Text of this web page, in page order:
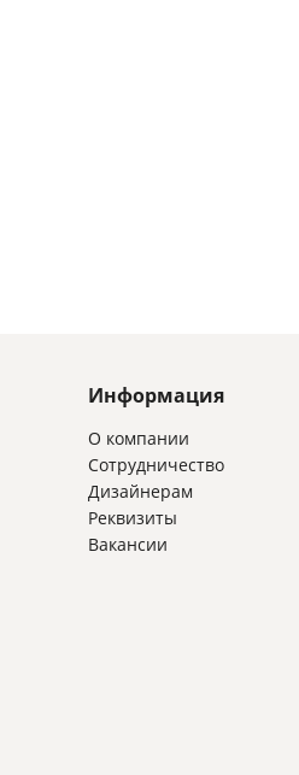
Информация
О компании
Сотрудничество
Дизайнерам
Реквизиты
Вакансии